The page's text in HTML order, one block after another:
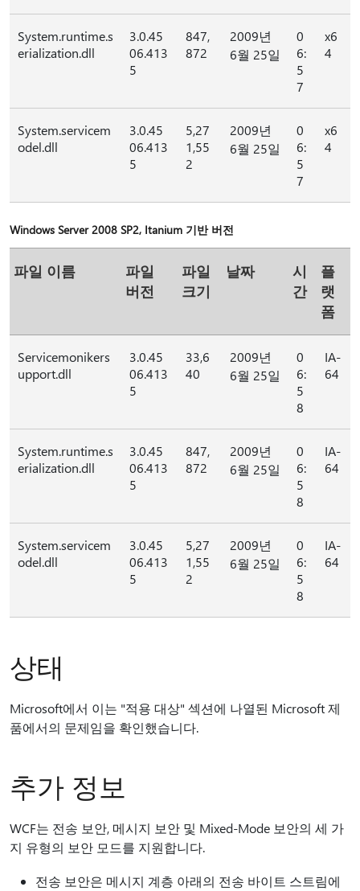
System.runtime.s
erialization.dll
3.0.45
06.413
5
847,
872
2009년
6월 25일
0
6:
5
7
x6
4
System.servicem
odel.dll
3.0.45
06.413
5
5,27
1,55
2
2009년
6월 25일
0
6:
5
7
x6
4
Windows Server 2008 SP2, Itanium 기반 버전
파일 이름
파일
버전
파일
크기
날짜
시
간
플
랫
폼
Servicemonikers
upport.dll
3.0.45
06.413
5
33,6
40
2009년
6월 25일
0
6:
5
8
IA-
64
System.runtime.s
erialization.dll
3.0.45
06.413
5
847,
872
2009년
6월 25일
0
6:
5
8
IA-
64
System.servicem
odel.dll
3.0.45
06.413
5
5,27
1,55
2
2009년
6월 25일
0
6:
5
8
IA-
64
상태
Microsoft에서 이는 "적용 대상" 섹션에 나열된 Microsoft 제
품에서의 문제임을 확인했습니다.
추가 정보
WCF는 전송 보안, 메시지 보안 및 Mixed-Mode 보안의 세 가
지 유형의 보안 모드를 지원합니다.
전송 보안은 메시지 계층 아래의 전송 바이트 스트림에